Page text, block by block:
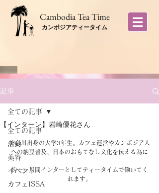
​Cambodia Tea Time
カンボジアティータイム
記事
全ての記事
活動
美容
イベント
カフェISSA
全ての記事
【インターン】岩崎優花さん
神奈川出身の大学3年生。カフェ運営やカンボジア人
への納豆普及、日本のおもてなし文化を伝える為に
約一ヶ月間インターとしてティータイムで働いてく
れます。